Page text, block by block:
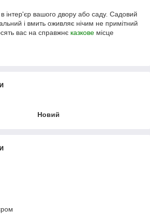
інтер'єр вашого двору або саду. Садовий
і вмить оживляє нічим не примітний
вас на справжнє казкове місце
Новий